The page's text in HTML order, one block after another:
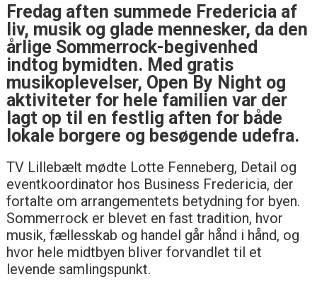
Fredag aften summede Fredericia af
liv, musik og glade mennesker, da den
årlige Sommerrock-begivenhed
indtog bymidten. Med gratis
musikoplevelser, Open By Night og
aktiviteter for hele familien var der
lagt op til en festlig aften for både
lokale borgere og besøgende udefra.
TV Lillebælt mødte Lotte Fenneberg, Detail og
eventkoordinator hos Business Fredericia, der
fortalte om arrangementets betydning for byen.
Sommerrock er blevet en fast tradition, hvor
musik, fællesskab og handel går hånd i hånd, og
hvor hele midtbyen bliver forvandlet til et
levende samlingspunkt.